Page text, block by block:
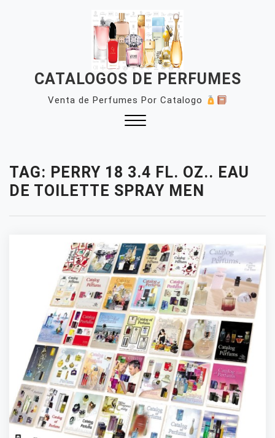
CATALOGOS DE PERFUMES
Venta de Perfumes Por Catalogo
TAG: PERRY 18 3.4 FL. OZ.. EAU
DE TOILETTE SPRAY MEN